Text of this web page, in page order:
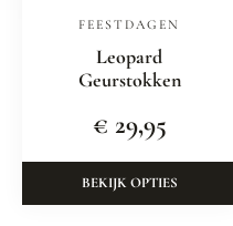
FEESTDAGEN
Leopard
Geurstokken
€ 29,95
BEKIJK OPTIES